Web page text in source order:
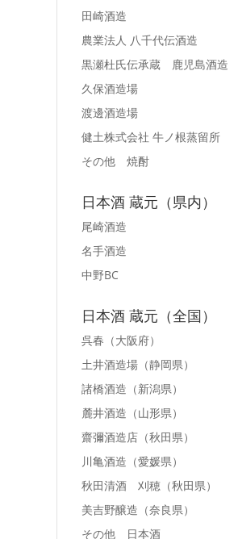
田崎酒造
農業法人 八千代伝酒造
黒瀬杜氏伝承蔵 鹿児島酒造
久保酒造場
渡邊酒造場
健土株式会社 牛ノ根蒸留所
その他 焼酎
日本酒 蔵元（県内）
尾崎酒造
名手酒造
中野BC
日本酒 蔵元（全国）
呉春 （大阪府）
土井酒造場 （静岡県）
諸橋酒造 （新潟県）
麓井酒造 （山形県）
齋彌酒造店 （秋田県）
川亀酒造 （愛媛県）
秋田清酒 刈穂 （秋田県）
美吉野醸造 （奈良県）
その他 日本酒